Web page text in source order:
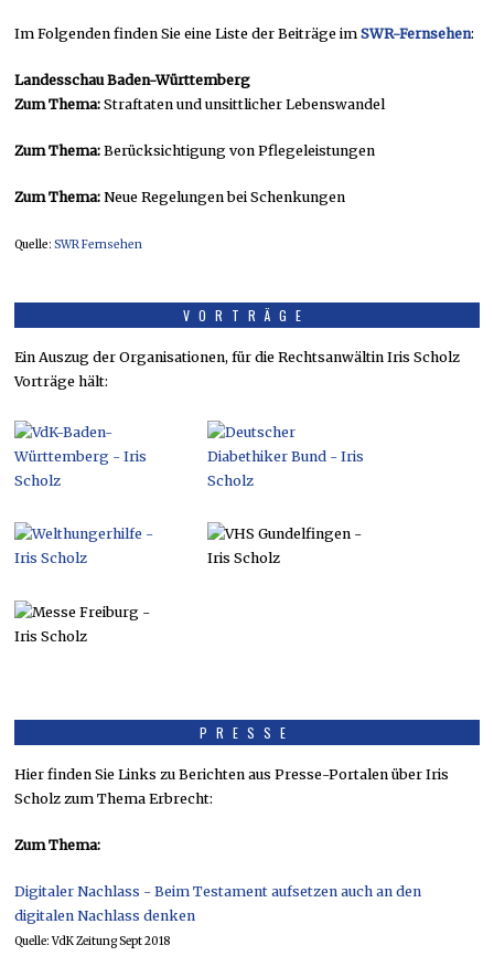
Im Folgenden finden Sie eine Liste der Beiträge imSWR-Fernsehen:
Landesschau Baden-Württemberg
Zum Thema: Straftaten und unsittlicher Lebenswandel
Zum Thema: Berücksichtigung von Pflegeleistungen
Zum Thema: Neue Regelungen bei Schenkungen
Quelle:SWR Fernsehen
VORTRÄGE
Ein Auszug der Organisationen, für die Rechtsanwältin Iris Scholz
Vorträge hält:
PRESSE
Hier finden Sie Links zu Berichten aus Presse-Portalen über Iris
Scholz zum Thema Erbrecht:
Zum Thema:
Digitaler Nachlass - Beim Testament aufsetzen auch an den
digitalen Nachlass denken
Quelle: VdK Zeitung Sept 2018